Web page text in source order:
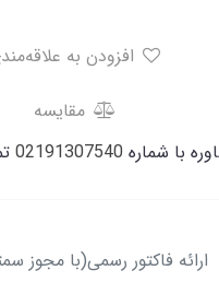
مقایسه
با شماره 02191307540
ارائه فاکتور رسمی(با مجوز